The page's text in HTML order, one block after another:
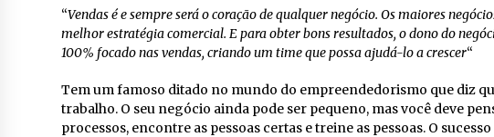
“Vendas é e sempre será o coração de qualquer negócio. Os maiores
melhor estratégia comercial. E para obter bons resultados, o dono do
100% focado nas vendas, criando um time que possa ajudá-lo a crescer“
Tem um famoso ditado no mundo do empreendedorismo que diz
trabalho. O seu negócio ainda pode ser pequeno, mas você deve
processos, encontre as pessoas certas e treine as pessoas. O